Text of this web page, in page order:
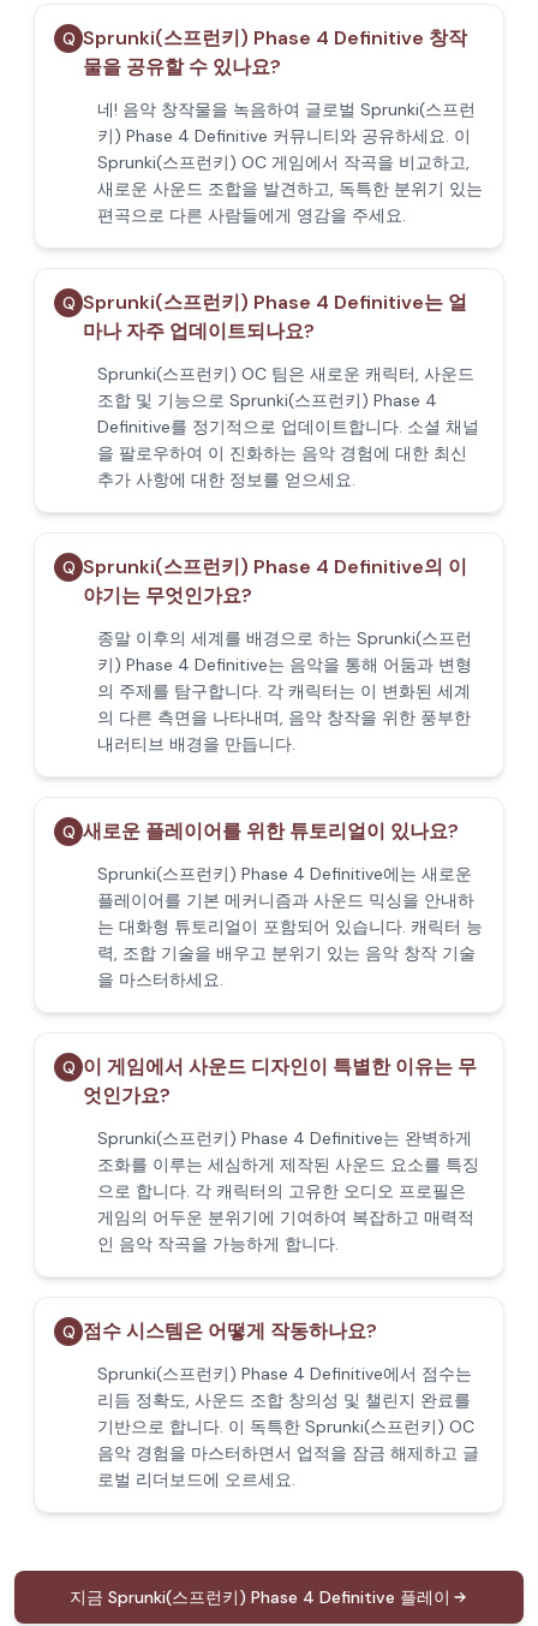
Q Sprunki(스프런키) Phase 4 Definitive 창작
물을 공유할 수 있나요?
네! 음악 창작물을 녹음하여 글로벌 Sprunki(스프런
키) Phase 4 Definitive 커뮤니티와 공유하세요. 이
Sprunki(스프런키) OC 게임에서 작곡을 비교하고,
새로운 사운드 조합을 발견하고, 독특한 분위기 있는
편곡으로 다른 사람들에게 영감을 주세요.
Q Sprunki(스프런키) Phase 4 Definitive는 얼
마나 자주 업데이트되나요?
Sprunki(스프런키) OC 팀은 새로운 캐릭터, 사운드
조합 및 기능으로 Sprunki(스프런키) Phase 4
Definitive를 정기적으로 업데이트합니다. 소셜 채널
을 팔로우하여 이 진화하는 음악 경험에 대한 최신
추가 사항에 대한 정보를 얻으세요.
Q Sprunki(스프런키) Phase 4 Definitive의 이
야기는 무엇인가요?
종말 이후의 세계를 배경으로 하는 Sprunki(스프런
키) Phase 4 Definitive는 음악을 통해 어둠과 변형
의 주제를 탐구합니다. 각 캐릭터는 이 변화된 세계
의 다른 측면을 나타내며, 음악 창작을 위한 풍부한
내러티브 배경을 만듭니다.
Q 새로운 플레이어를 위한 튜토리얼이 있나요?
Sprunki(스프런키) Phase 4 Definitive에는 새로운
플레이어를 기본 메커니즘과 사운드 믹싱을 안내하
는 대화형 튜토리얼이 포함되어 있습니다. 캐릭터 능
력, 조합 기술을 배우고 분위기 있는 음악 창작 기술
을 마스터하세요.
Q 이 게임에서 사운드 디자인이 특별한 이유는 무
엇인가요?
Sprunki(스프런키) Phase 4 Definitive는 완벽하게
조화를 이루는 세심하게 제작된 사운드 요소를 특징
으로 합니다. 각 캐릭터의 고유한 오디오 프로필은
게임의 어두운 분위기에 기여하여 복잡하고 매력적
인 음악 작곡을 가능하게 합니다.
Q 점수 시스템은 어떻게 작동하나요?
Sprunki(스프런키) Phase 4 Definitive에서 점수는
리듬 정확도, 사운드 조합 창의성 및 챌린지 완료를
기반으로 합니다. 이 독특한 Sprunki(스프런키) OC
음악 경험을 마스터하면서 업적을 잠금 해제하고 글
로벌 리더보드에 오르세요.
지금 Sprunki(스프런키) Phase 4 Definitive 플레이